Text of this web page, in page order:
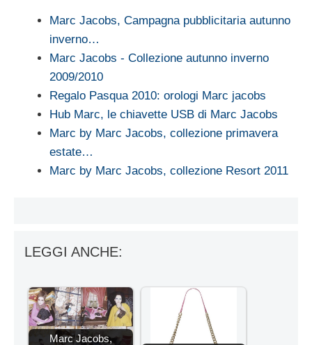
Marc Jacobs, Campagna pubblicitaria autunno
inverno…
Marc Jacobs - Collezione autunno inverno
2009/2010
Regalo Pasqua 2010: orologi Marc jacobs
Hub Marc, le chiavette USB di Marc Jacobs
Marc by Marc Jacobs, collezione primavera
estate…
Marc by Marc Jacobs, collezione Resort 2011
LEGGI ANCHE:
Marc Jacobs,